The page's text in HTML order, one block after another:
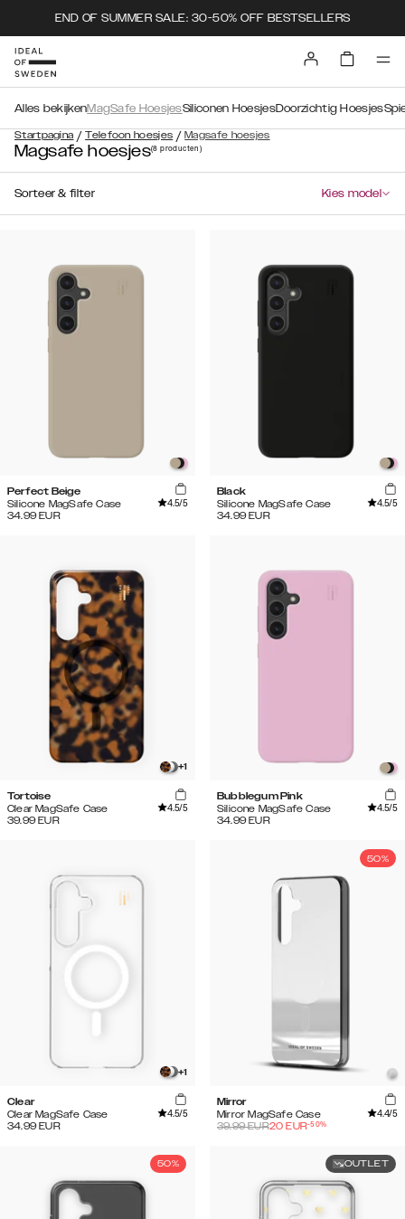
END OF SUMMER SALE: 30-50% OFF BESTSELLERS
Startpagina / Telefoon hoesjes / Magsafe hoesjes
Alles bekijkenMagSafe HoesjesSiliconen HoesjesDoorzichtig Hoesjes
Magsafe hoesjes(8producten)
Sorteer & filter Kies model
Perfect Beige
Silicone MagSafe Case
4.5/5
34.99 EUR
Black
Silicone MagSafe Case
4.5/5
34.99 EUR
+1
Tortoise
Clear MagSafe Case
4.5/5
39.99 EUR
Bubblegum Pink
Silicone MagSafe Case
4.5/5
34.99 EUR
+1
Clear
Clear MagSafe Case
4.5/5
34.99 EUR
50%
Mirror
Mirror MagSafe Case
4.4/5
39.99EUR20 EUR-50%
50% OUTLET